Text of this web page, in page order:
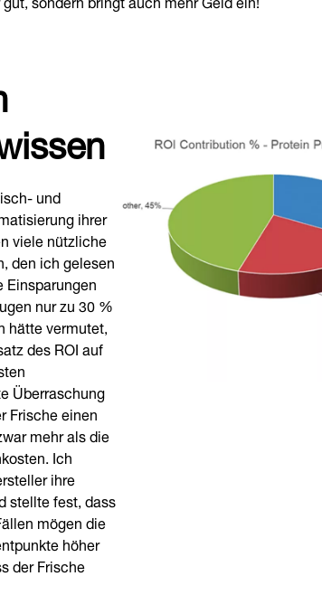
und
ihrer
viele nützliche
den ich gelesen
nur zu 30 %
hätte vermutet,
des ROI auf
Überraschung
Frische einen
mehr als die
Ich
ihre
stellte fest, dass
mögen die
höher
der Frische